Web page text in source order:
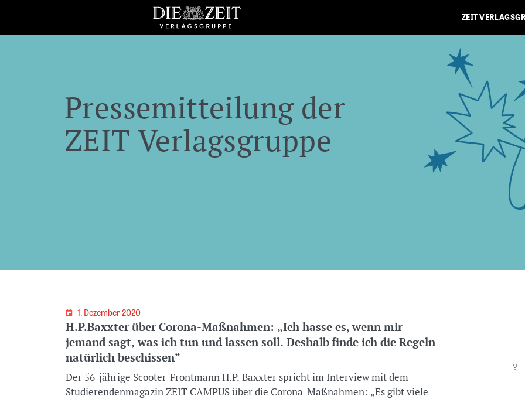
ZEIT
Pressemitteilung der
ZEIT Verlagsgruppe
1. Dezember 2020
H.P.Baxxter über Corona-Maßnahmen: „Ich hasse es, wenn mir
jemand sagt, was ich tun und lassen soll. Deshalb finde ich die Regeln
natürlich beschissen“
Der 56-jährige Scooter-Frontmann H.P. Baxxter spricht im Interview mit dem
Studierendenmagazin ZEIT CAMPUS über die Corona-Maßnahmen: „Es gibt viele